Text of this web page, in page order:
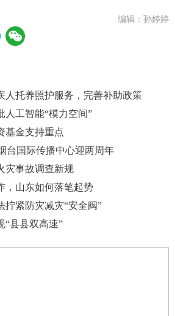
编辑：孙婷婷
人托养照护服务，完善补助政策
人工智能“模力空间”
基金支持重点
台国际传播中心迎两周年
灾事故调查新规
，山东如何落笔起势
拧紧防灾减灾“安全阀”
“县县双高速”